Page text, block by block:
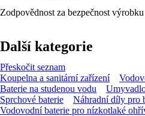
Zodpovědnost za bezpečnost
Další kategorie
Přeskočit seznam
Koupelna a sanitární zařízení
Baterie na studenou vodu
Sprchové baterie
Náhradní díly pro
Vodovodní baterie pro nízkotlaké